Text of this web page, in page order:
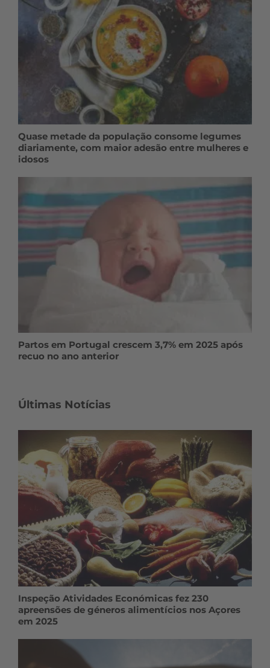
Quase metade da população consome legumes
diariamente, com maior adesão entre mulheres e
idosos
Partos em Portugal crescem 3,7% em 2025 após
recuo no ano anterior
Últimas Notícias
Inspeção Atividades Económicas fez 230
apreensões de géneros alimentícios nos Açores
em 2025